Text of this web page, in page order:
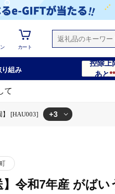
カート
り組み
控除上
あと
て
】 [HAU003] +3
】令和7年産 がば